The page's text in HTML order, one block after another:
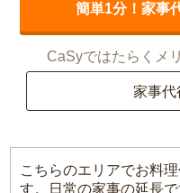
簡単1分！家事
CaSyではたらくメ
家事代
こちらのエリアでお料
す。日常の家事の延長